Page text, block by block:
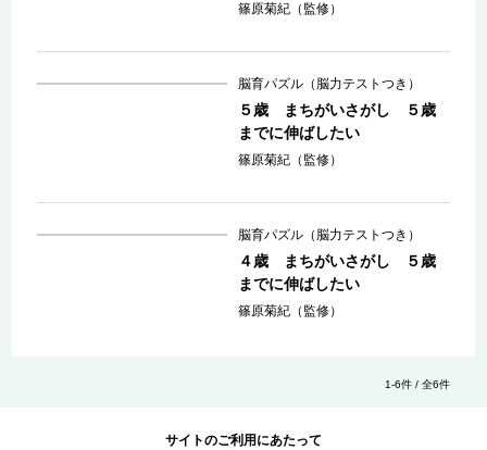
篠原菊紀（監修）
脳育パズル（脳力テストつき）
５歳 まちがいさがし ５歳
までに伸ばしたい
篠原菊紀（監修）
脳育パズル（脳力テストつき）
４歳 まちがいさがし ５歳
までに伸ばしたい
篠原菊紀（監修）
1-6件 / 全6件
サイトのご利用にあたって